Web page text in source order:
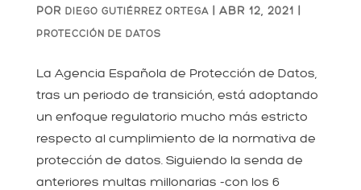
POR DIEGO GUTIÉRREZ ORTEGA| ABR 12, 2021
PROTECCIÓN DE DATOS
La Agencia Española de Protección de Datos,
tras un periodo de transición, está adoptando
un enfoque regulatorio mucho más estricto
respecto al cumplimiento de la normativa de
protección de datos. Siguiendo la senda de
anteriores multas millonarias -con los 6